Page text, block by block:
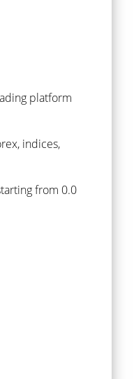
platform
indices,
from 0.0